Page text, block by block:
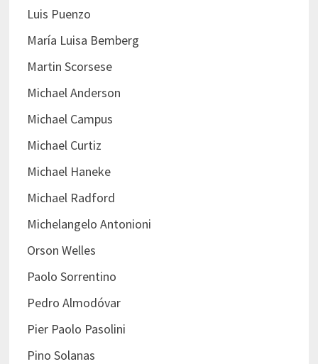
Luis Puenzo
María Luisa Bemberg
Martin Scorsese
Michael Anderson
Michael Campus
Michael Curtiz
Michael Haneke
Michael Radford
Michelangelo Antonioni
Orson Welles
Paolo Sorrentino
Pedro Almodóvar
Pier Paolo Pasolini
Pino Solanas